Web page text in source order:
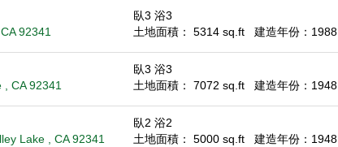
92341
臥3 浴3
土地面積： 5314 sq.ft
建造年份：1988
CA 92341
臥3 浴3
土地面積： 7072 sq.ft
建造年份：1948
Lake , CA 92341
臥2 浴2
土地面積： 5000 sq.ft
建造年份：1948